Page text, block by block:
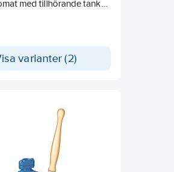
med tillhörande tank
Bevattning, Eget
bestående av
av polypropylen samt
termiskt motorskydd.
varianter (2)